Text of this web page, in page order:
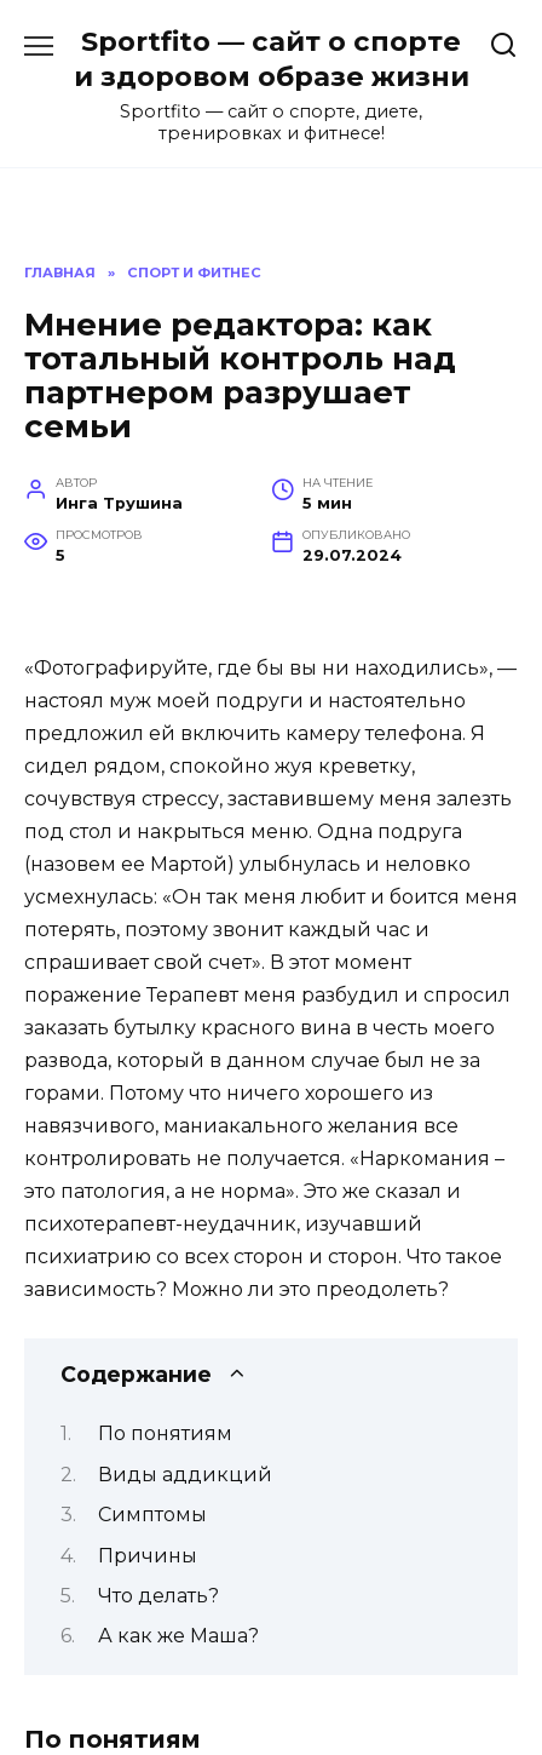
содержанию
Sportfito — сайт о спорте
и здоровом образе жизни
Sportfito — сайт о спорте, диете,
тренировках и фитнесе!
ГЛАВНАЯ » СПОРТ И ФИТНЕС
Мнение редактора: как
тотальный контроль над
партнером разрушает
семьи
АВТОР
Инга Трушина
НА ЧТЕНИЕ
5 мин
ПРОСМОТРОВ
5
ОПУБЛИКОВАНО
29.07.2024
«Фотографируйте, где бы вы ни находились», —
настоял муж моей подруги и настоятельно
предложил ей включить камеру телефона. Я
сидел рядом, спокойно жуя креветку,
сочувствуя стрессу, заставившему меня залезть
под стол и накрыться меню. Одна подруга
(назовем ее Мартой) улыбнулась и неловко
усмехнулась: «Он так меня любит и боится меня
потерять, поэтому звонит каждый час и
спрашивает свой счет». В этот момент
поражение Терапевт меня разбудил и спросил
заказать бутылку красного вина в честь моего
развода, который в данном случае был не за
горами. Потому что ничего хорошего из
навязчивого, маниакального желания все
контролировать не получается. «Наркомания –
это патология, а не норма». Это же сказал и
психотерапевт-неудачник, изучавший
психиатрию со всех сторон и сторон. Что такое
зависимость? Можно ли это преодолеть?
Содержание
По понятиям
Виды аддикций
Cимптомы
Причины
Что делать?
А как же Маша?
По понятиям